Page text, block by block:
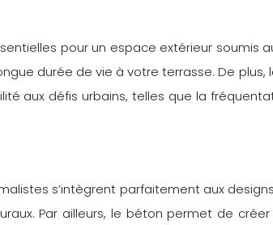
pour un espace extérieur soumis
durée de vie à votre terrasse. De
aux défis urbains, telles que la
s’intègrent parfaitement aux
Par ailleurs, le béton permet de